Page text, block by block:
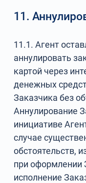
11.
11.1. Агент
аннулировать
картой через
денежных
Заказчика без
Аннулирование
инициативе
случае
обстоятельств,
при оформлении
исполнение